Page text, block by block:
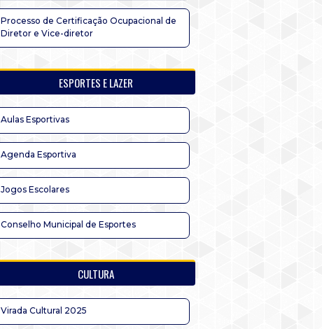
Processo de Certificação Ocupacional de
Diretor e Vice-diretor
ESPORTES E LAZER
Aulas Esportivas
Agenda Esportiva
Jogos Escolares
Conselho Municipal de Esportes
CULTURA
Virada Cultural 2025